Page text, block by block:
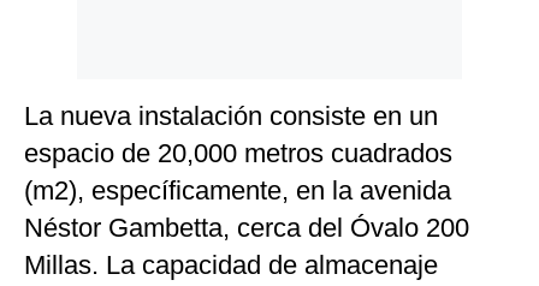
La nueva instalación consiste en un
espacio de 20,000 metros cuadrados
(m2), específicamente, en la avenida
Néstor Gambetta, cerca del Óvalo 200
Millas. La capacidad de almacenaje